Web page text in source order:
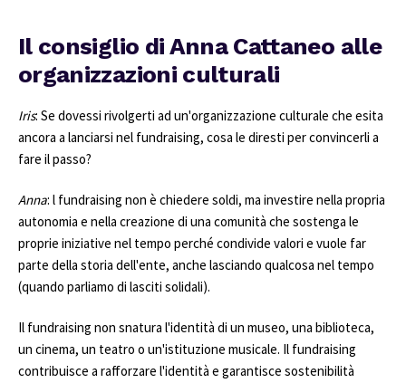
Il consiglio di Anna Cattaneo alle
organizzazioni culturali
Iris: Se dovessi rivolgerti ad un'organizzazione culturale che esita
ancora a lanciarsi nel fundraising, cosa le diresti per convincerli a
fare il passo?
Anna: l fundraising non è chiedere soldi, ma investire nella propria
autonomia e nella creazione di una comunità che sostenga le
proprie iniziative nel tempo perché condivide valori e vuole far
parte della storia dell'ente, anche lasciando qualcosa nel tempo
(quando parliamo di lasciti solidali).
Il fundraising non snatura l'identità di un museo, una biblioteca,
un cinema, un teatro o un'istituzione musicale. Il fundraising
contribuisce a rafforzare l'identità e garantisce sostenibilità